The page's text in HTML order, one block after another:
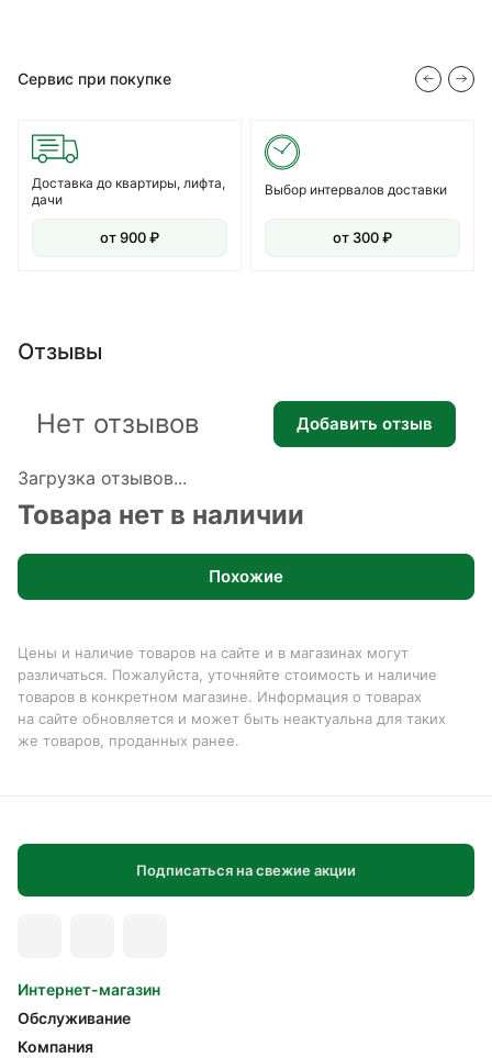
Сервис при покупке
Доставка до квартиры, лифта,
дачи
от 900 ₽
Выбор интервалов доставки
от 300 ₽
Отзывы
Загрузка отзывов...
Нет отзывов Добавить отзыв
Товара нет в наличии
Похожие
Цены и наличие товаров на сайте и в магазинах могут
различаться. Пожалуйста, уточняйте стоимость и наличие
товаров в конкретном магазине. Информация о товарах
на сайте обновляется и может быть неактуальна для таких
же товаров, проданных ранее.
Подписаться на свежие акции
Интернет-магазин
Обслуживание
Компания